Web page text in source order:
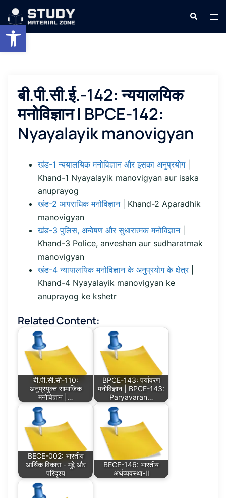
Open toolbar
Skip
content
Search
बी.पी.सी.ई.-142: न्ययालयिक
मनोविज्ञान | BPCE-142:
Nyayalayik manovigyan
खंड-1 न्ययालयिक मनोविज्ञान और इसका अनुप्रयोग|
Khand-1 Nyayalayik manovigyan aur isaka
anuprayog
खंड-2 आपराधिक मनोविज्ञान| Khand-2 Aparadhik
manovigyan
खंड-3 पुलिस, अन्वेषण और सुधारात्मक मनोविज्ञान|
Khand-3 Police, anveshan aur sudharatmak
manovigyan
खंड-4 न्यायालयिक मनोविज्ञान के अनुप्रयोग के क्षेत्र
Khand-4 Nyayalayik manovigyan ke
anuprayog ke kshetr
Related Content:
बी.पी.सी.सी-110:
अनुप्रयुक्त सामाजिक
मनोविज्ञान |…
BPCE-143: पर्यावरण
मनोविज्ञान | BPCE-143:
Paryavaran…
BECE-002: भारतीय
आर्थिक विकास - मुद्दे और
परिदृश्य
BECE-146: भारतीय
अर्थव्यवस्था-II